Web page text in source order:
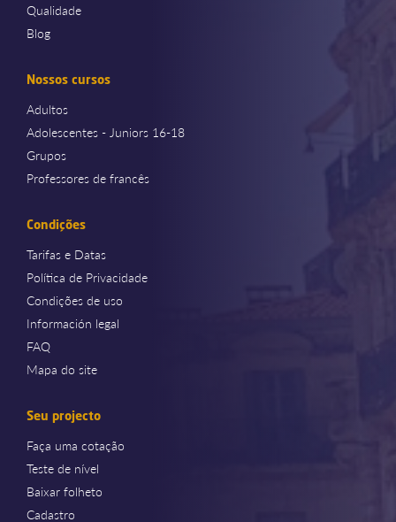
Qualidade
Blog
Nossos cursos
Adultos
Adolescentes - Juniors 16-18
Grupos
Professores de francês
Condições
Tarifas e Datas
Política de Privacidade
Condições de uso
Información legal
FAQ
Mapa do site
Seu projecto
Faça uma cotação
Teste de nível
Baixar folheto
Cadastro